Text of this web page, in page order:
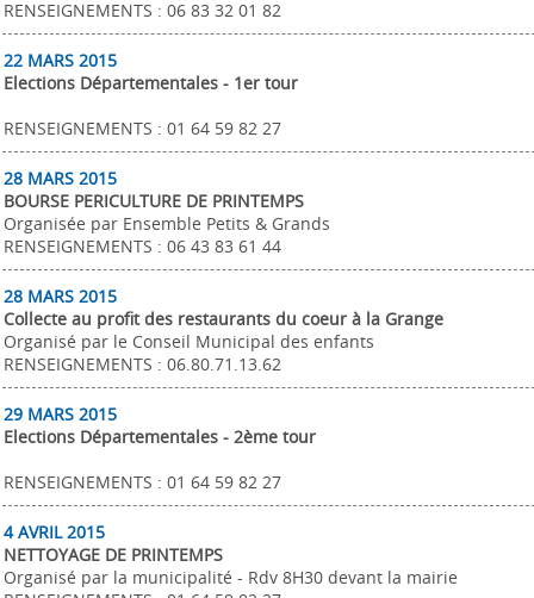
RENSEIGNEMENTS : 06 83 32 01 82
22 MARS 2015
Elections Départementales - 1er tour
RENSEIGNEMENTS : 01 64 59 82 27
28 MARS 2015
BOURSE PERICULTURE DE PRINTEMPS
Organisée par Ensemble Petits & Grands
RENSEIGNEMENTS : 06 43 83 61 44
28 MARS 2015
Collecte au profit des restaurants du coeur à la Grange
Organisé par le Conseil Municipal des enfants
RENSEIGNEMENTS : 06.80.71.13.62
29 MARS 2015
Elections Départementales - 2ème tour
RENSEIGNEMENTS : 01 64 59 82 27
4 AVRIL 2015
NETTOYAGE DE PRINTEMPS
Organisé par la municipalité - Rdv 8H30 devant la mairie